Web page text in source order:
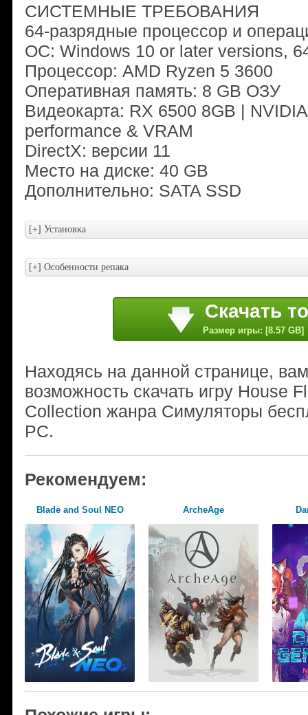
СИСТЕМНЫЕ ТРЕБОВАНИЯ
64-разрядные процессор и
ОС: Windows 10 or later versions,
Процессор: AMD Ryzen 5 3600
Оперативная память: 8 GB ОЗУ
Видеокарта: RX 6500 8GB |
performance & VRAM
DirectX: версии 11
Место на диске: 40 GB
Дополнительно: SATA SSD
Скачать
Размер игры: [8.57 GB]
Находясь на данной странице,
возможность скачать игру House
Collection жанра Симуляторы
PC.
Рекомендуем:
Blade and Soul NEO ArcheAge